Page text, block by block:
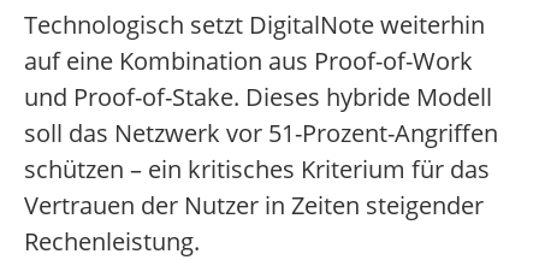
Technologisch setzt DigitalNote weiterhin
auf eine Kombination aus Proof-of-Work
und Proof-of-Stake. Dieses hybride Modell
soll das Netzwerk vor 51-Prozent-Angriffen
schützen – ein kritisches Kriterium für das
Vertrauen der Nutzer in Zeiten steigender
Rechenleistung.